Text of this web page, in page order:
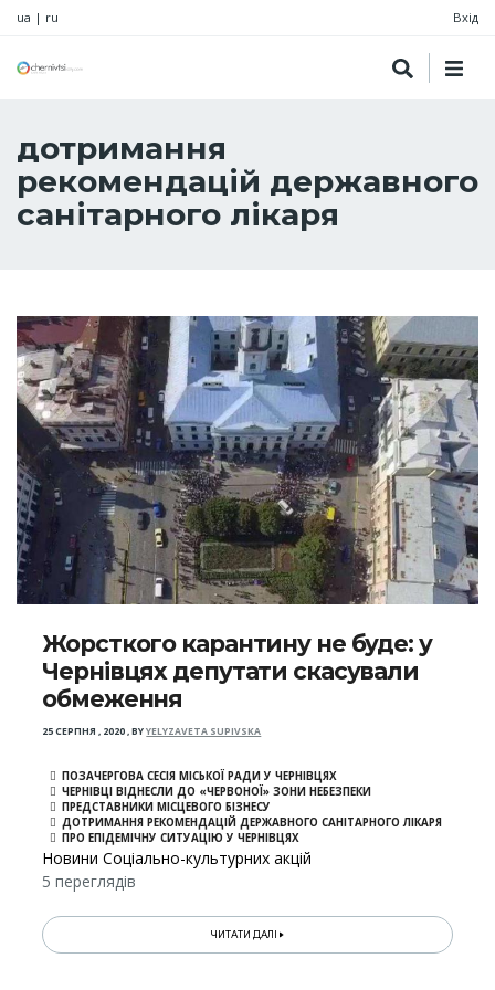
ua | ru Вхід
дотримання
рекомендацій державного
санітарного лікаря
Жорсткого карантину не буде: у
Чернівцях депутати скасували
обмеження
25 СЕРПНЯ , 2020,BYYELYZAVETA SUPIVSKA
ПОЗАЧЕРГОВА СЕСІЯ МІСЬКОЇ РАДИ У ЧЕРНІВЦЯХ
ЧЕРНІВЦІ ВІДНЕСЛИ ДО «ЧЕРВОНОЇ» ЗОНИ НЕБЕЗПЕКИ
ПРЕДСТАВНИКИ МІСЦЕВОГО БІЗНЕСУ
ДОТРИМАННЯ РЕКОМЕНДАЦІЙ ДЕРЖАВНОГО САНІТАРНОГО ЛІКАРЯ
ПРО ЕПІДЕМІЧНУ СИТУАЦІЮ У ЧЕРНІВЦЯХ
Новини Соціально-культурних акцій
5 переглядів
ЧИТАТИ ДАЛІ